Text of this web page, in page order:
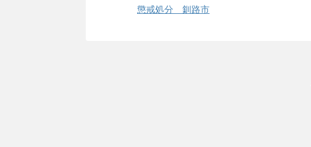
懲戒処分 釧路市